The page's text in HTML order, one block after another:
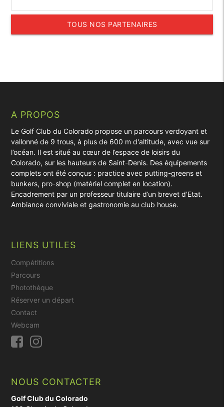
TOUS NOS PARTENAIRES
A PROPOS
Le Golf Club du Colorado propose un parcours verdoyant et
vallonné de 9 trous, à plus de 600 m d'altitude, avec vue sur
l’océan. Il est situé au cœur de l’espace de loisirs du
Colorado, sur les hauteurs de Saint-Denis. Des équipements
complets ont été conçus : practice avec putting-greens et
bunkers, pro-shop (matériel complet en location).
Encadrement par un professeur titulaire d’un brevet d'Etat.
Ambiance conviviale et gastronomie au club house.
LIENS UTILES
Compétitions
Parcours
Photothèque
Réserver un départ
Contact
Webcam
NOUS CONTACTER
Golf Club du Colorado